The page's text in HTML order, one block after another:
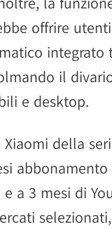
offrire
integrato
il
e desktop.
della
e a 3 mesi di